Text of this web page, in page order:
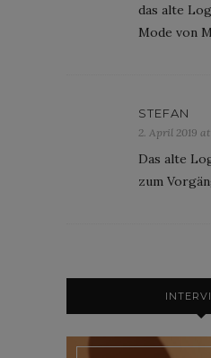
das alte
Mode von
STEFAN
2. April 2019 at
Das alte
zum